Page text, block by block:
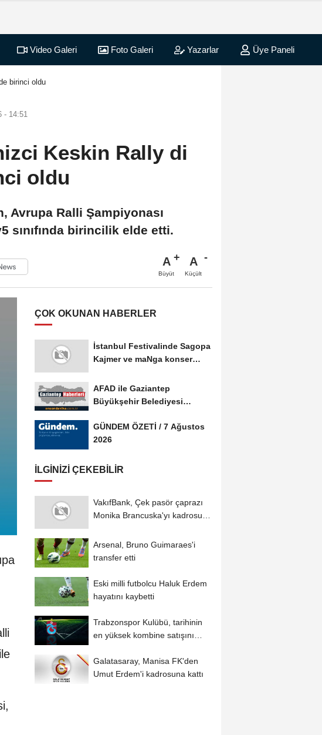
Video Galeri Foto Galeri Yazarlar Üye Paneli
birinci oldu
- 14:51
Keskin Rally di
oldu
Avrupa Ralli Şampiyonası
sınıfında birincilik elde etti.
A
Büyüt
A
Küçült
ÇOK OKUNAN HABERLER
İstanbul Festivalinde Sagopa
Kajmer ve maNga konser
AFAD ile Gaziantep
Büyükşehir Belediyesi
GÜNDEM ÖZETİ / 7 Ağustos
2026
İLGINIZI ÇEKEBILIR
VakıfBank, Çek pasör çaprazı
Monika Brancuska'yı kadrosuna
Arsenal, Bruno Guimaraes'i
transfer etti
Eski milli futbolcu Haluk Erdem
hayatını kaybetti
Trabzonspor Kulübü, tarihinin
en yüksek kombine satışını
Galatasaray, Manisa FK'den
Umut Erdem'i kadrosuna kattı